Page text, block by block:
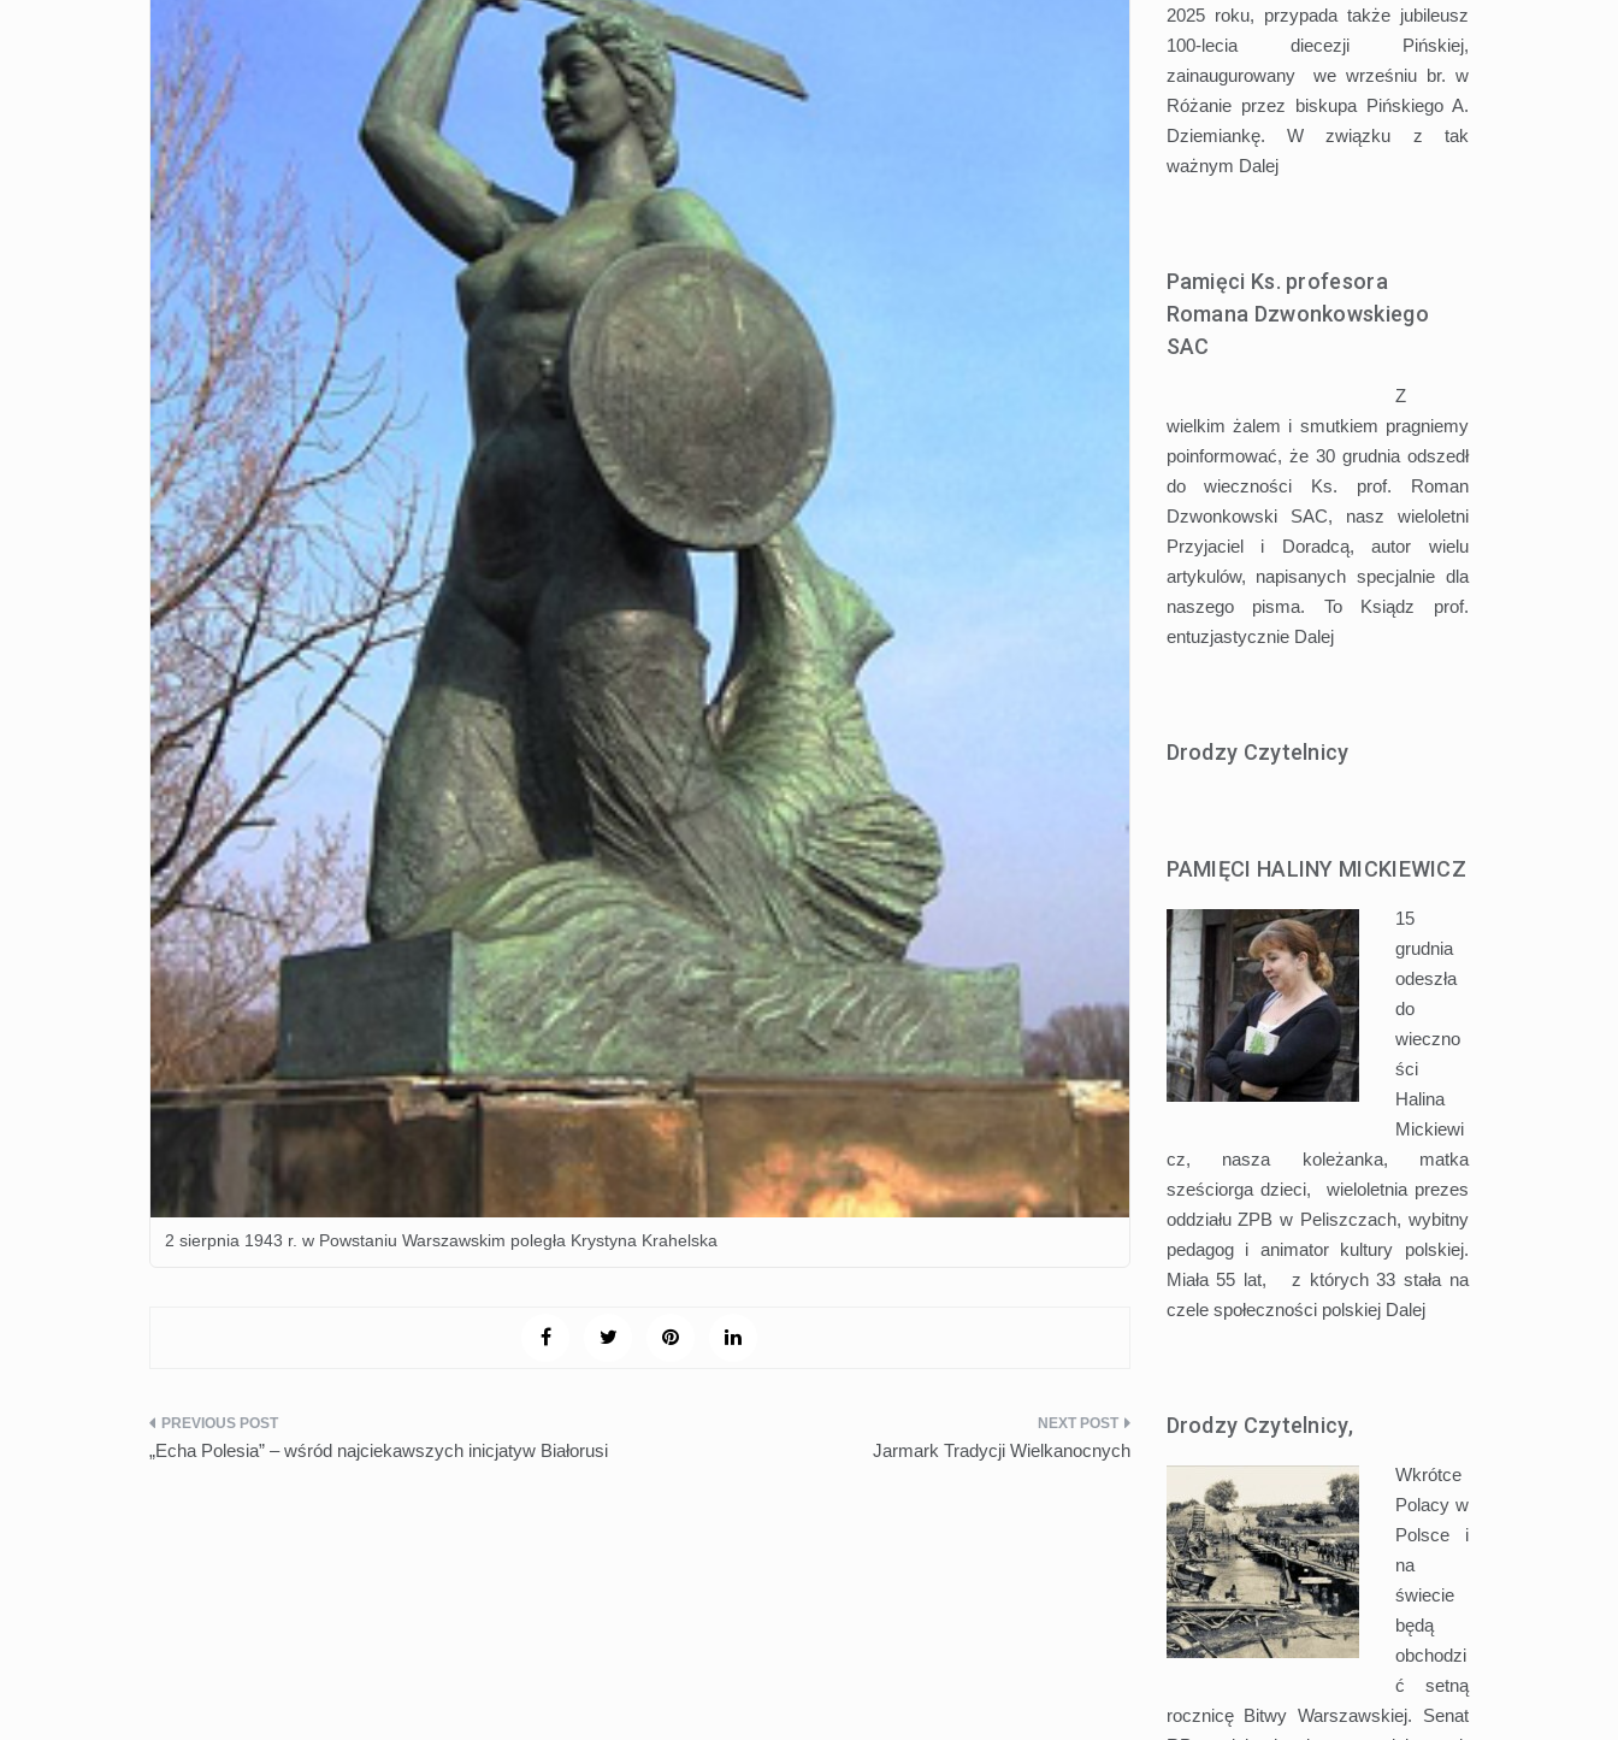
2 sierpnia 1943 r. w Powstaniu Warszawskim poległa Krystyna Krahelska
Nawigacja
„Echa Polesia” – wśród najciekawszych inicjatyw Białorusi Jarmark Tradycji Wielkanocnych
2025 roku, przypada także jubileusz
100-lecia diecezji Pińskiej,
zainaugurowany we wrześniu br. w
Różanie przez biskupa Pińskiego A.
Dziemiankę. W związku z tak
ważnym Dalej
Pamięci Ks. profesora
Romana Dzwonkowskiego
SAC
Z
wielkim żalem i smutkiem pragniemy
poinformować, że 30 grudnia odszedł
do wieczności Ks. prof. Roman
Dzwonkowski SAC, nasz wieloletni
Przyjaciel i Doradcą, autor wielu
artykulów, napisanych specjalnie dla
naszego pisma. To Ksiądz prof.
entuzjastycznie Dalej
Drodzy Czytelnicy
PAMIĘCI HALINY MICKIEWICZ
15
grudnia
odeszła
do
wieczno
ści
Halina
Mickiewi
cz, nasza koleżanka, matka
sześciorga dzieci, wieloletnia prezes
oddziału ZPB w Peliszczach, wybitny
pedagog i animator kultury polskiej.
Miała 55 lat, z których 33 stała na
czele społeczności polskiej Dalej
Drodzy Czytelnicy,
Wkrótce
Polacy w
Polsce i
na
świecie
będą
obchodzi
ć setną
rocznicę Bitwy Warszawskiej. Senat